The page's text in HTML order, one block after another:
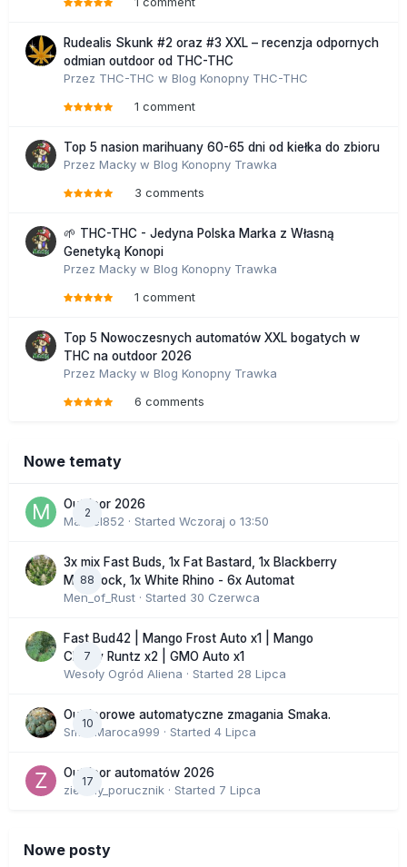
Rudealis Skunk #2 oraz #3 XXL – recenzja odpornych
odmian outdoor od THC-THC
Przez THC-THC w Blog Konopny THC-THC
1 comment
Top 5 nasion marihuany 60-65 dni od kiełka do zbioru
Przez Macky w Blog Konopny Trawka
3 comments
🌱 THC-THC - Jedyna Polska Marka z Własną
Genetyką Konopi
Przez Macky w Blog Konopny Trawka
1 comment
Top 5 Nowoczesnych automatów XXL bogatych w
THC na outdoor 2026
Przez Macky w Blog Konopny Trawka
6 comments
Nowe tematy
2
Outdoor 2026
Marcel852 · Started Wczoraj o 13:50
88
3x mix Fast Buds, 1x Fat Bastard, 1x Blackberry
Moonrock, 1x White Rhino - 6x Automat
Men_of_Rust · Started 30 Czerwca
7
Fast Bud42 | Mango Frost Auto x1 | Mango
Cherry Runtz x2 | GMO Auto x1
Wesoły Ogród Aliena · Started 28 Lipca
10
Outdoorowe automatyczne zmagania Smaka.
SmakMaroca999 · Started 4 Lipca
17
Outdoor automatów 2026
zielony_porucznik · Started 7 Lipca
Nowe posty